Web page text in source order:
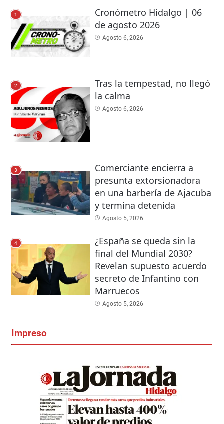
1
Cronómetro Hidalgo | 06
de agosto 2026
Agosto 6, 2026
2
Tras la tempestad, no llegó
la calma
Agosto 6, 2026
3
Comerciante encierra a
presunta extorsionadora
en una barbería de Ajacuba
y termina detenida
Agosto 5, 2026
4
¿España se queda sin la
final del Mundial 2030?
Revelan supuesto acuerdo
secreto de Infantino con
Marruecos
Agosto 5, 2026
Impreso